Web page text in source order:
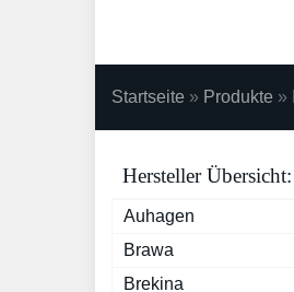
Startseite » Produkte »
Hersteller Übersicht:
Auhagen
Brawa
Brekina